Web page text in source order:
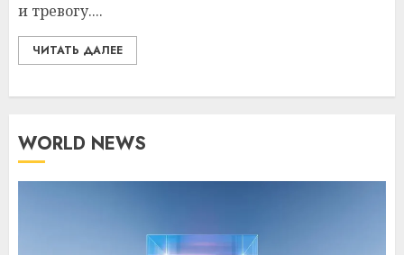
и тревогу....
ЧИТАТЬ ДАЛЕЕ
WORLD NEWS